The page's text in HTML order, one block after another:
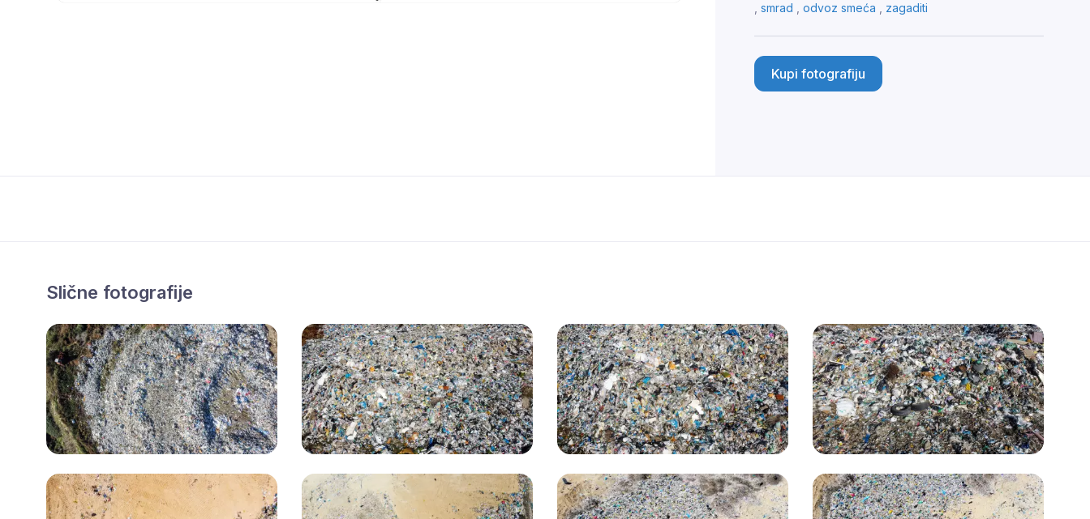
, smrad , odvoz smeća , zagaditi
Kupi fotografiju
Slične fotografije